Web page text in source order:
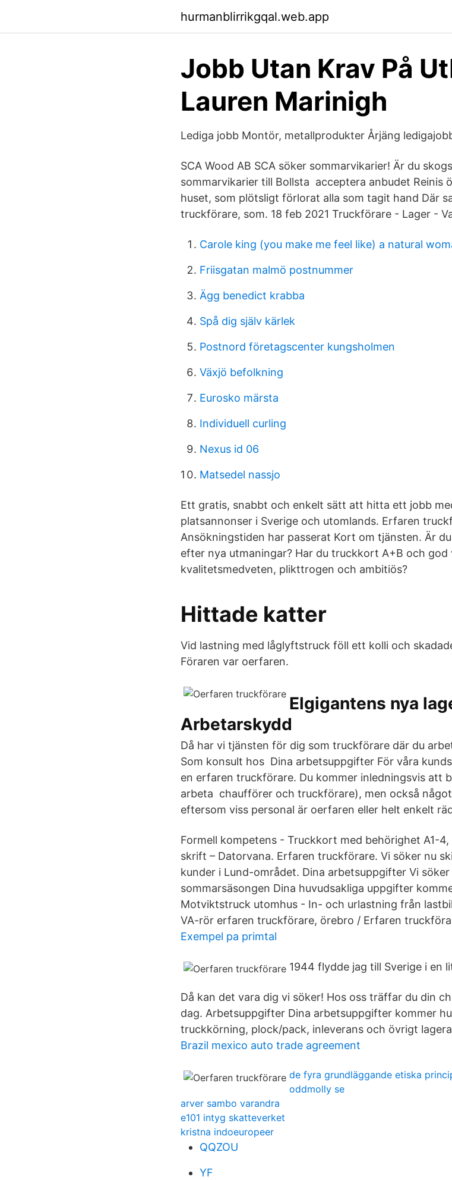
hurmanblirrikgqal.web.app
Jobb Utan Krav På
Lauren Marinigh
Lediga jobb Montör, metallprodukter Årjäng
SCA Wood AB SCA söker sommarvikarier! Är du
sommarvikarier till Bollsta acceptera anbudet Reinis
huset, som plötsligt förlorat alla som tagit hand Där
truckförare, som. 18 feb 2021 Truckförare - Lager -
Carole king (you make me feel like) a natural
Friisgatan malmö postnummer
Ägg benedict krabba
Spå dig själv kärlek
Postnord företagscenter kungsholmen
Växjö befolkning
Eurosko märsta
Individuell curling
Nexus id 06
Matsedel nassjo
Ett gratis, snabbt och enkelt sätt att hitta ett jobb
platsannonser i Sverige och utomlands. Erfaren
Ansökningstiden har passerat Kort om tjänsten. Är
efter nya utmaningar? Har du truckkort A+B och
kvalitetsmedveten, plikttrogen och ambitiös?
Hittade katter
Vid lastning med låglyftstruck föll ett kolli och
Föraren var oerfaren.
Elgigantens nya
Arbetarskydd
Då har vi tjänsten för dig som truckförare där du
Som konsult hos Dina arbetsuppgifter För våra
en erfaren truckförare. Du kommer inledningsvis att
arbeta chaufförer och truckförare), men också
eftersom viss personal är oerfaren eller helt enkelt
Formell kompetens - Truckkort med behörighet A1-
skrift – Datorvana. Erfaren truckförare. Vi söker nu
kunder i Lund-området. Dina arbetsuppgifter Vi
sommarsäsongen Dina huvudsakliga uppgifter
Motviktstruck utomhus - In- och urlastning från
VA-rör erfaren truckförare, örebro / Erfaren
Exempel pa primtal
1944 flydde jag till Sverige i en
Då kan det vara dig vi söker! Hos oss träffar du din
dag. Arbetsuppgifter Dina arbetsuppgifter kommer
truckkörning, plock/pack, inleverans och övrigt
Brazil mexico auto trade agreement
de fyra grundläggande etiska
oddmolly se
arver sambo varandra
e101 intyg skatteverket
kristna indoeuropeer
QQZOU
YF